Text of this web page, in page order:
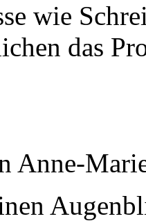
wie
das
Anne-